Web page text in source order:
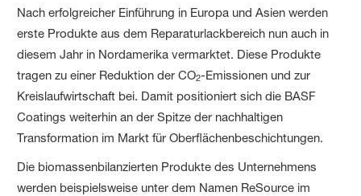
Nach erfolgreicher Einführung in Europa und Asien werden
erste Produkte aus dem Reparaturlackbereich nun auch in
diesem Jahr in Nordamerika vermarktet. Diese Produkte
tragen zu einer Reduktion der CO2-Emissionen und zur
Kreislaufwirtschaft bei. Damit positioniert sich die BASF
Coatings weiterhin an der Spitze der nachhaltigen
Transformation im Markt für Oberflächenbeschichtungen.
Die biomassenbilanzierten Produkte des Unternehmens
werden beispielsweise unter dem Namen ReSource im